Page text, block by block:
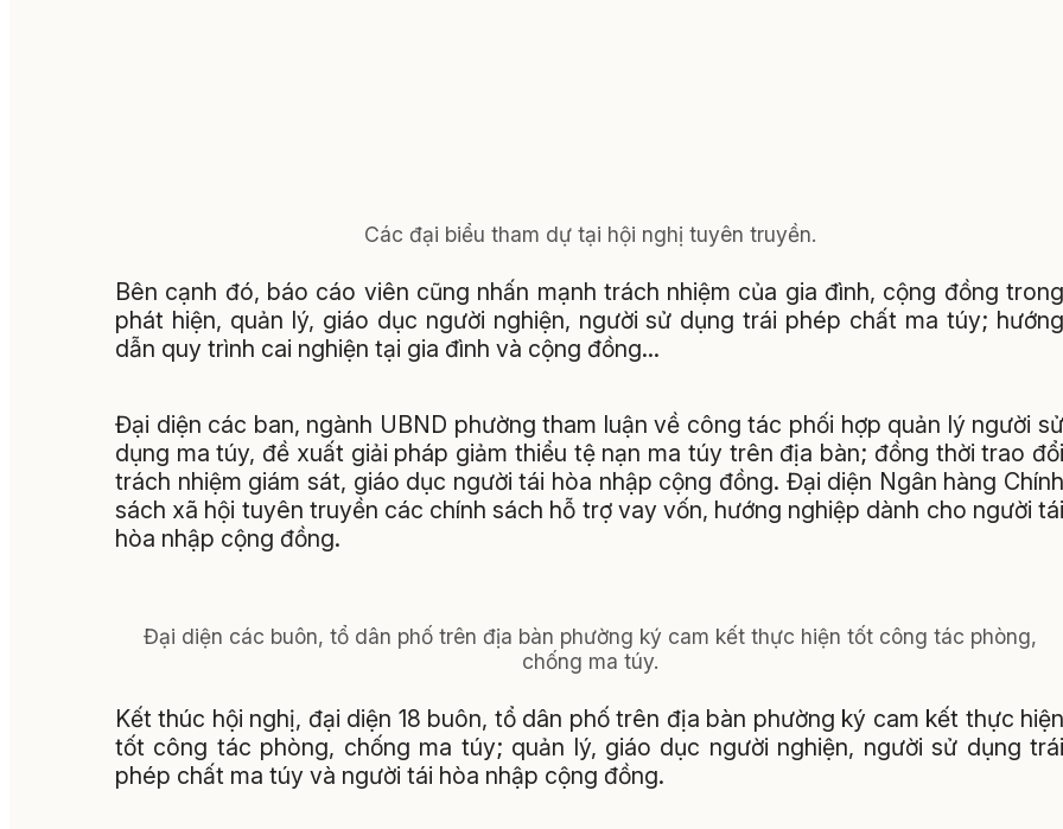
Các đại biểu tham dự tại hội nghị tuyên truyền.
Bên cạnh đó, báo cáo viên cũng nhấn mạnh trách nhiệm của gia đình, cộng đồng trong
phát hiện, quản lý, giáo dục người nghiện, người sử dụng trái phép chất ma túy; hướng
dẫn quy trình cai nghiện tại gia đình và cộng đồng…
Đại diện các ban, ngành UBND phường tham luận về công tác phối hợp quản lý người sử
dụng ma túy, đề xuất giải pháp giảm thiểu tệ nạn ma túy trên địa bàn; đồng thời trao đổi
trách nhiệm giám sát, giáo dục người tái hòa nhập cộng đồng. Đại diện Ngân hàng Chính
sách xã hội tuyên truyền các chính sách hỗ trợ vay vốn, hướng nghiệp dành cho người tái
hòa nhập cộng đồng.
Đại diện các buôn, tổ dân phố trên địa bàn phường ký cam kết thực hiện tốt công tác phòng,
chống ma túy.
Kết thúc hội nghị, đại diện 18 buôn, tổ dân phố trên địa bàn phường ký cam kết thực hiện
tốt công tác phòng, chống ma túy; quản lý, giáo dục người nghiện, người sử dụng trái
phép chất ma túy và người tái hòa nhập cộng đồng.